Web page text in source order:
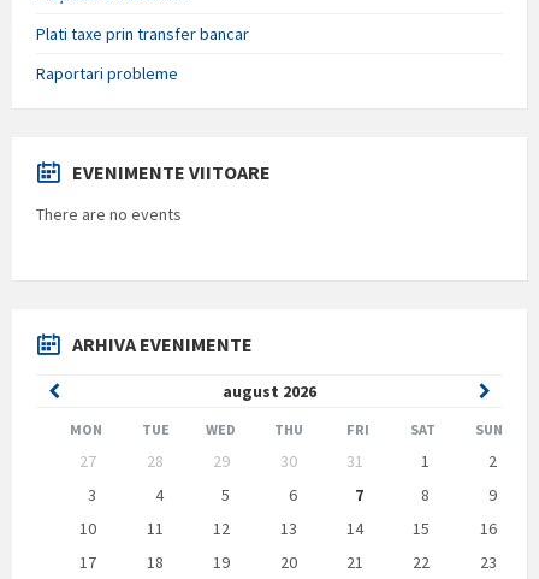
Plati taxe prin transfer bancar
Raportari probleme
EVENIMENTE VIITOARE
There are no events
ARHIVA EVENIMENTE
august 2026
Previous
Month
Month
MON TUE WED THU FRI SAT SUN
calendar
27 28 29 30 31 1
2
3
4 5 6 7 8
9
10
11 12 13 14 15
16
17
18 19 20 21 22
23